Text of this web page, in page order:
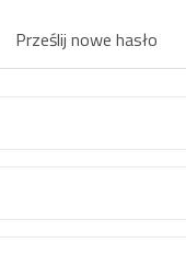
Prześlij nowe hasło